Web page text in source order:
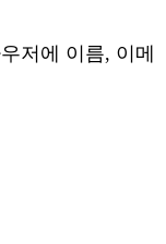
저에 이름, 이메